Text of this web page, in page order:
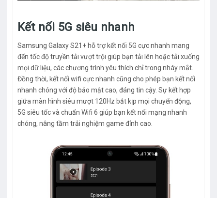
Kết nối 5G siêu nhanh
Samsung Galaxy S21+ hỗ trợ kết nối 5G cực nhanh mang
đến tốc độ truyền tải vượt trội giúp bạn tải lên hoặc tải xuống
mọi dữ liệu, các chương trình yêu thích chỉ trong nháy mắt.
Đồng thời, kết nối wifi cực nhanh cũng cho phép bạn kết nối
nhanh chóng với độ bảo mật cao, đáng tin cậy. Sự kết hợp
giữa màn hình siêu mượt 120Hz bắt kịp mọi chuyển động,
5G siêu tốc và chuẩn Wifi 6 giúp bạn kết nối mạng nhanh
chóng, nâng tầm trải nghiệm game đỉnh cao.